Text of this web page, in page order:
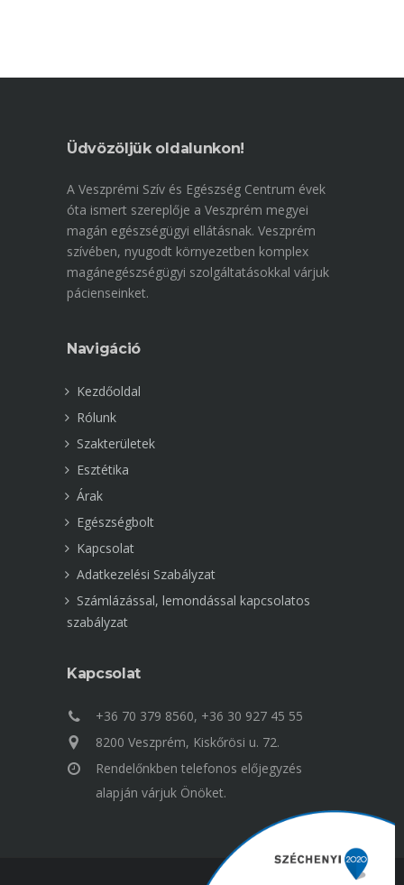
Üdvözöljük oldalunkon!
A Veszprémi Szív és Egészség Centrum évek
óta ismert szereplője a Veszprém megyei
magán egészségügyi ellátásnak. Veszprém
szívében, nyugodt környezetben komplex
magánegészségügyi szolgáltatásokkal várjuk
pácienseinket.
Navigáció
Kezdőoldal
Rólunk
Szakterületek
Esztétika
Árak
Egészségbolt
Kapcsolat
Adatkezelési Szabályzat
Számlázással, lemondással kapcsolatos
szabályzat
Kapcsolat
+36 70 379 8560, +36 30 927 45 55
8200 Veszprém, Kiskőrösi u. 72.
Rendelőnkben telefonos előjegyzés
alapján várjuk Önöket.